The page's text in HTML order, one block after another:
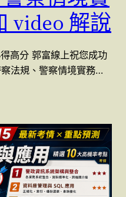
video 解說
高分 郭富線上祝您成功
法規、警察情境實務…